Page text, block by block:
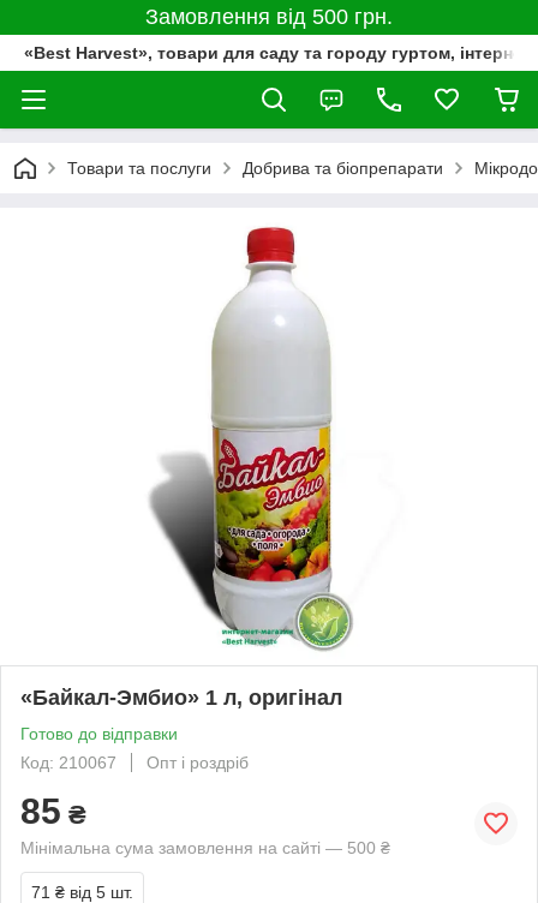
Замовлення від 500 грн.
«Best Harvest», товари для саду та городу гуртом,
Товари та послуги Добрива та біопрепарати
«Байкал-Эмбио» 1 л, оригінал
Готово до відправки
Код: 210067
Опт і роздріб
85 ₴
Мінімальна сума замовлення на сайті — 500 ₴
71 ₴ від 5 шт.